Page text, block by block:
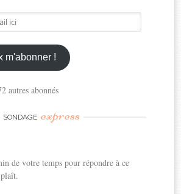
m'abonner !
autres abonnés
SONDAGE express
de votre temps pour répondre à ce